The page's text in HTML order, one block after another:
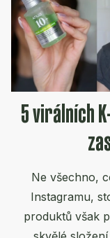
5 virálních
Ne všechno,
Instagramu,
produktů však